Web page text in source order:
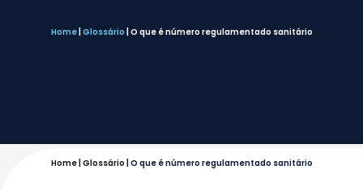
Home| Glossário O que é número regulamentado sanitário
Home| Glossário O que é número regulamentado sanitário